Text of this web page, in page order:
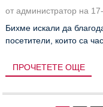
от администратор на
Бихме искали да
посетители, които са
ПРОЧЕТЕТЕ ОЩЕ